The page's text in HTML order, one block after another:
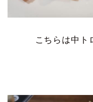
こちらは中ト